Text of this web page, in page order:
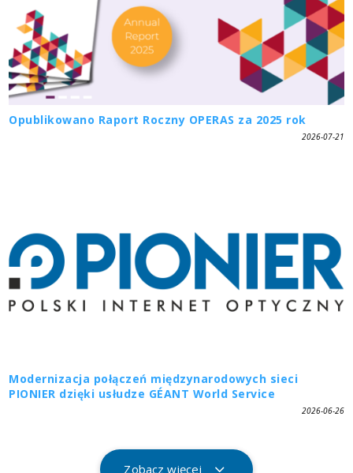
Opublikowano Raport Roczny OPERAS za 2025 rok
2026-07-21
Modernizacja połączeń międzynarodowych sieci
PIONIER dzięki usłudze GÉANT World Service
2026-06-26
Zobacz więcej